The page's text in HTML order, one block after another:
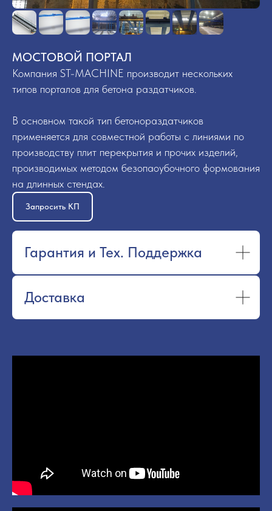
МОСТОВОЙ ПОРТАЛ
Компания ST-MACHINE производит нескольких
типов порталов для бетона раздатчиков.
В основном такой тип бетонораздатчиков
применяется для совместной работы с линиями по
производству плит перекрытия и прочих изделий,
производимых методом безопаоубочного формования
на длинных стендах.
Запросить КП
Гарантия и Тех. Поддержка
Доставка